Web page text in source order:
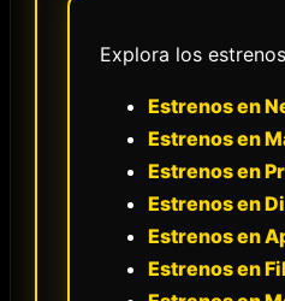
Explora los
Estrenos en
Estrenos en
Estrenos en
Estrenos en
Estrenos en
Estrenos en